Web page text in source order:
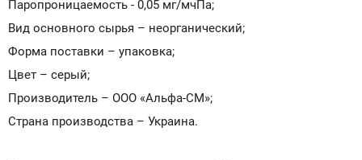
Паропроницаемость - 0,05 мг/мчПа;
Вид основного сырья – неорганический;
Форма поставки – упаковка;
Цвет – серый;
Производитель – ООО «Альфа-СМ»;
Страна производства – Украина.